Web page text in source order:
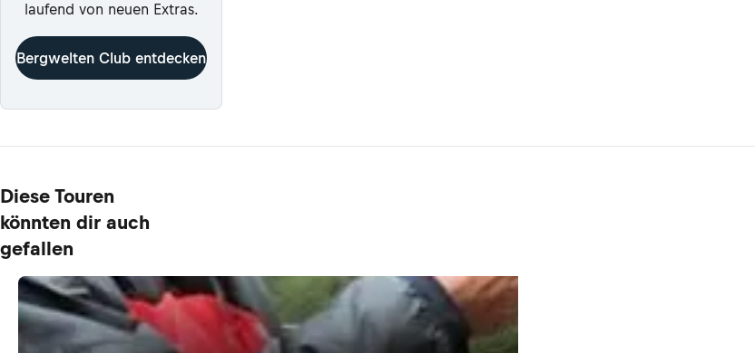
laufend von neuen Extras.
Bergwelten Club entdecken
Diese Touren
könnten dir auch
gefallen